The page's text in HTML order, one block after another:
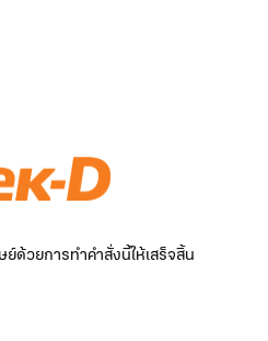
ด้วยการทำคำสั่งนี้ให้เสร็จสิ้น